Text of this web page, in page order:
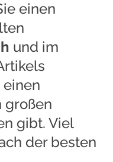
einen
und im
gibt. Viel
der besten